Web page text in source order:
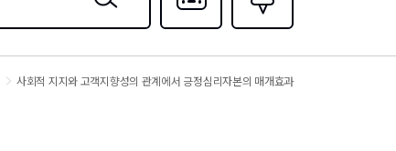
검색
다국어입력
즐겨찾기0
사회적 지지와 고객지향성의 관계에서 긍정심리자본의 매개효과